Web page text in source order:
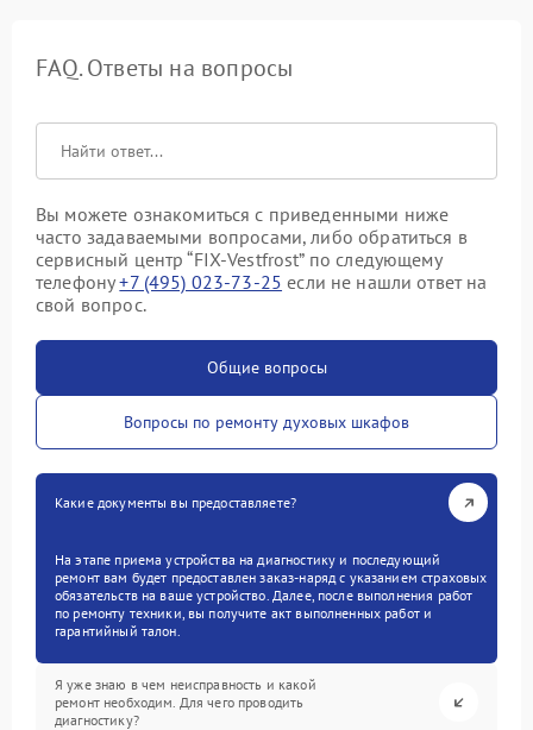
FAQ. Ответы на вопросы
Вы можете ознакомиться с приведенными ниже
часто задаваемыми вопросами, либо обратиться в
сервисный центр “FIX-Vestfrost” по следующему
телефону+7 (495) 023-73-25 если не нашли ответ на
свой вопрос.
Общие вопросы
Вопросы по ремонту духовых шкафов
Какие документы вы предоставляете?
На этапе приема устройства на диагностику и последующий
ремонт вам будет предоставлен заказ-наряд с указанием страховых
обязательств на ваше устройство. Далее, после выполнения работ
по ремонту техники, вы получите акт выполненных работ и
гарантийный талон.
Я уже знаю в чем неисправность и какой
ремонт необходим. Для чего проводить
диагностику?